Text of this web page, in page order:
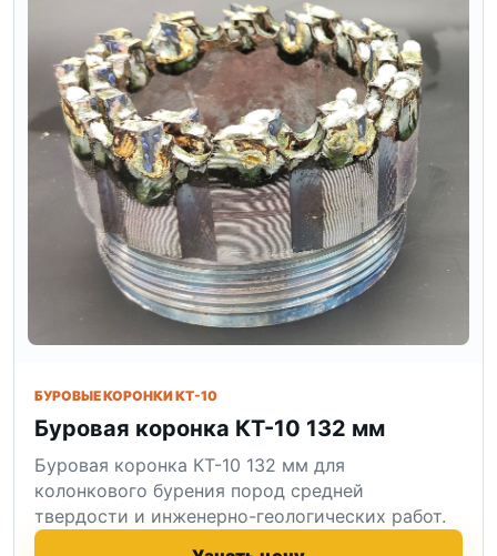
БУРОВЫЕ КОРОНКИ КТ-10
Буровая коронка КТ-10 132 мм
Буровая коронка КТ-10 132 мм для
колонкового бурения пород средней
твердости и инженерно-геологических работ.